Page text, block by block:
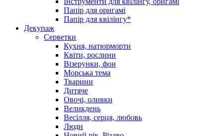
Папір для оригамі
Папір для квілінгу*
Декупаж
Серветки
Кухня, натюрморти
Квіти, рослини
Візерунки, фон
Морська тема
Тварини
Дитяче
Овочі, оливки
Великдень
Весілля, серця, любовь
Люди